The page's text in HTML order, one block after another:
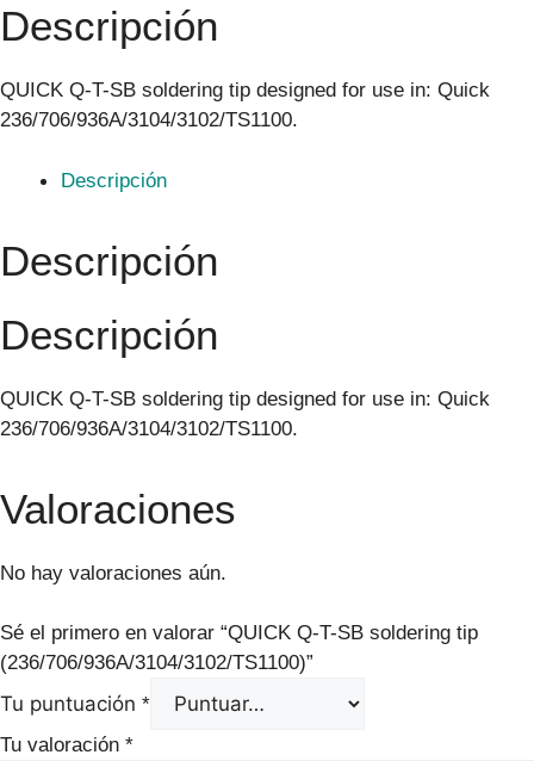
Descripción
QUICK Q-T-SB soldering tip designed for use in: Quick
236/706/936A/3104/3102/TS1100.
Descripción
Descripción
Descripción
QUICK Q-T-SB soldering tip designed for use in: Quick
236/706/936A/3104/3102/TS1100.
Valoraciones
No hay valoraciones aún.
Sé el primero en valorar “QUICK Q-T-SB soldering tip
(236/706/936A/3104/3102/TS1100)”
Tu puntuación *
Tu valoración *